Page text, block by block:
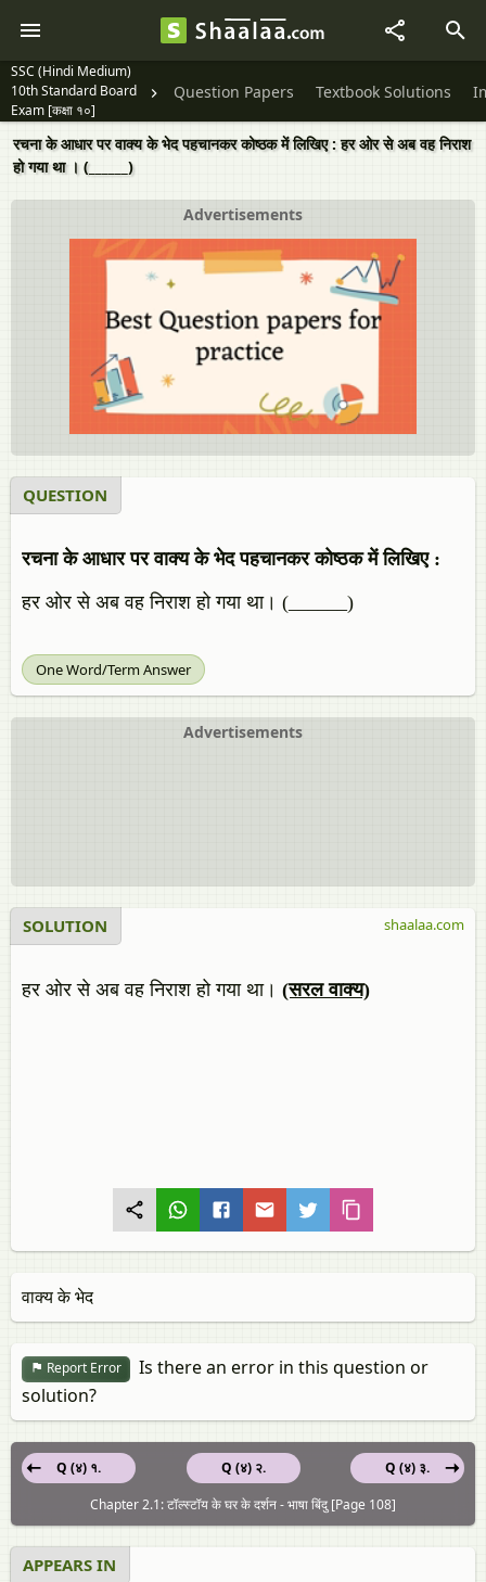
SSC (Hindi Medium)
10th Standard Board
Exam [कक्षा १०]
Question Papers Textbook Solutions
रचना के आधार पर वाक्‍य के भेद पहचानकर कोष्‍ठक में लिखिए : हर ओर से अब वह निराश
हो गया था । (______)
Advertisements
QUESTION
रचना के आधार पर वाक्‍य के भेद पहचानकर कोष्‍ठक में लिखिए :
हर ओर से अब वह निराश हो गया था। (______)
One Word/Term Answer
Advertisements
SOLUTION
हर ओर से अब वह निराश हो गया था। (सरल वाक्य)
shaalaa.com
वाक्‍य के भेद
Report Error
Is there an error in this question or
solution?
Q (४) २.
Q (४) १.
Q (४) ३.
Chapter 2.1: टॉल्स्टॉय के घर के दर्शन - भाषा बिंदु [Page 108]
APPEARS IN